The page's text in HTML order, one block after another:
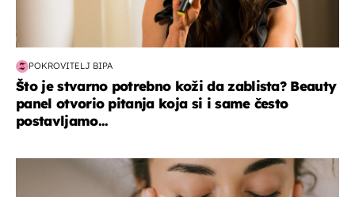
POKROVITELJ BIPA
Što je stvarno potrebno koži da zablista? Beauty
panel otvorio pitanja koja si i same često
postavljamo...
moda & ljepota